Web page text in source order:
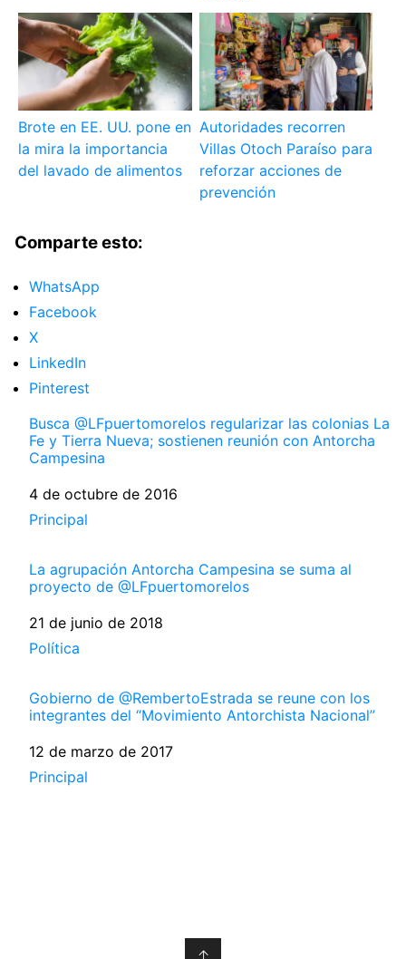
Brote en EE. UU. pone en
la mira la importancia
del lavado de alimentos
Autoridades recorren
Villas Otoch Paraíso para
reforzar acciones de
prevención
Comparte esto:
WhatsApp
Facebook
X
LinkedIn
Pinterest
Busca @LFpuertomorelos regularizar las colonias La
Fe y Tierra Nueva; sostienen reunión con Antorcha
Campesina
Fecha
4 de octubre de 2016
Respecto a
Principal
La agrupación Antorcha Campesina se suma al
proyecto de @LFpuertomorelos
Fecha
21 de junio de 2018
Respecto a
Política
Gobierno de @RembertoEstrada se reune con los
integrantes del “Movimiento Antorchista Nacional”
Fecha
12 de marzo de 2017
Respecto a
Principal